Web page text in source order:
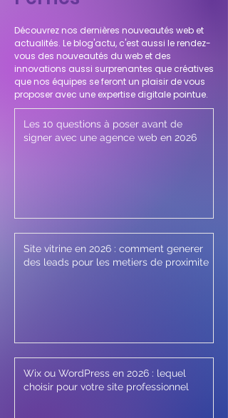
Découvrez nos dernières nouveautés web et
actualités. Le blog'actu, c'est aussi le rendez-
vous des nouveautés du web et des
innovations aussi surprenantes que créatives
que nos équipes se feront un plaisir de vous
proposer avec une expertise digitale pointue.
Les 10 questions à poser avant de
signer avec une agence web en 2026
Site vitrine en 2026 : comment generer
des leads pour les metiers de proximite
Wix ou WordPress en 2026 : lequel
choisir pour votre site professionnel